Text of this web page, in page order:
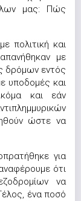
μας: Πώς
πολιτική και
με
δρόμων εντός
υποδομές και
και εάν
ώστε να
για
ότι
να
ένα ποσό